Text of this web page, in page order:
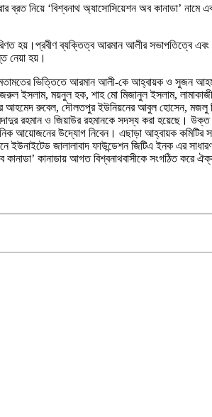
নিয়ে ‘বিশ্বনাথ অ্যাসোসিয়েশন অব কানাডা’ নামে
হয়।প্রবীণ ব্যক্তিত্ব আরমান আলীর সভাপতিত্বে
নেয়া হয়।
ভিত্তিতে আরমান আলী-কে আহ্বায়ক ও সুজন
ময়নুল হক, শাহ মো মিজানুল ইসলাম, লামাকাজী
আহমেদ রুবেল, দৌলতপুর ইউনিয়নের আবুল হোসেন, মজলু
রহমান ও জিয়াউর রহমানকে সদস্য করা হয়েছে। উক্ত
আয়োজনের উদ্যোগ নিবেন। এছাড়া আহ্বায়ক কমিটির
ইউনাইটেড জালালাবাদ ফাউন্ডেশন জিটিএ ইনক এর
কানাডায় আগত বিশ্বনাথবাসীকে সংগঠিত করে